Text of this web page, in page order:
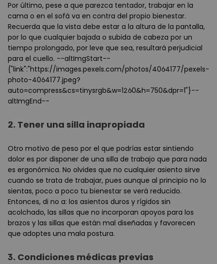
Por último, pese a que parezca tentador, trabajar en la
cama o en el sofá va en contra del propio bienestar.
Recuerda que la vista debe estar a la altura de la pantalla,
por lo que cualquier bajada o subida de cabeza por un
tiempo prolongado, por leve que sea, resultará perjudicial
para el cuello. --altImgStart--
{"link":"https://images.pexels.com/photos/4064177/pexels-
photo-4064177.jpeg?
auto=compress&cs=tinysrgb&w=1260&h=750&dpr=1"}--
altImgEnd--
2. Tener una silla inapropiada
Otro motivo de peso por el que podrías estar sintiendo
dolor es por disponer de una silla de trabajo que para nada
es ergonómica. No olvides que no cualquier asiento sirve
cuando se trata de trabajar, pues aunque al principio no lo
sientas, poco a poco tu bienestar se verá reducido.
Entonces, di no a: los asientos duros y rígidos sin
acolchado, las sillas que no incorporan apoyos para los
brazos y las sillas que están mal diseñadas y favorecen
que adoptes una mala postura.
3. Condiciones médicas previas